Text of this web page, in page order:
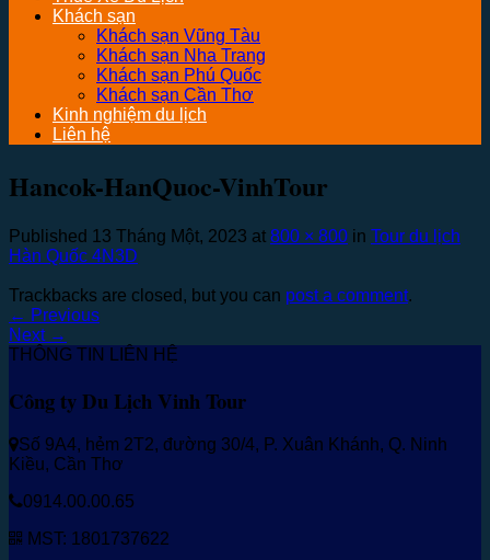
Khách sạn
Khách sạn Vũng Tàu
Khách sạn Nha Trang
Khách sạn Phú Quốc
Khách sạn Cần Thơ
Kinh nghiệm du lịch
Liên hệ
Hancok-HanQuoc-VinhTour
Published 13 Tháng Một, 2023 at 800 × 800 in Tour du lịch
Hàn Quốc 4N3D
Trackbacks are closed, but you can post a comment.
← Previous
Next →
THÔNG TIN LIÊN HỆ
Công ty Du Lịch Vinh Tour
Số 9A4, hẻm 2T2, đường 30/4, P. Xuân Khánh, Q. Ninh
Kiều, Cần Thơ
0914.00.00.65
MST: 1801737622